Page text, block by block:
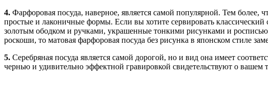
4. Фарфоровая посуда, наверное, является самой популярной. Тем
простые и лаконичные формы. Если вы хотите сервировать
золотым ободком и ручками, украшенные тонкими рисунками и
роскоши, то матовая фарфоровая посуда без рисунка в японском стиле
5. Серебряная посуда является самой дорогой, но и вид она имеет
чернью и удивительно эффектной гравировкой свидетельствуют о вашем